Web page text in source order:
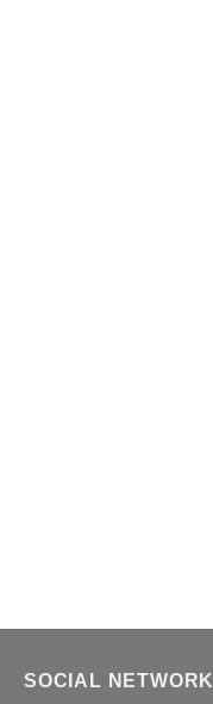
SOCIAL